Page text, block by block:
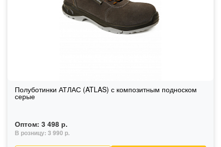
Полуботинки АТЛАС (ATLAS) с композитным подноском
серые
Оптом: 3 498 р.
В розницу: 3 990 р.